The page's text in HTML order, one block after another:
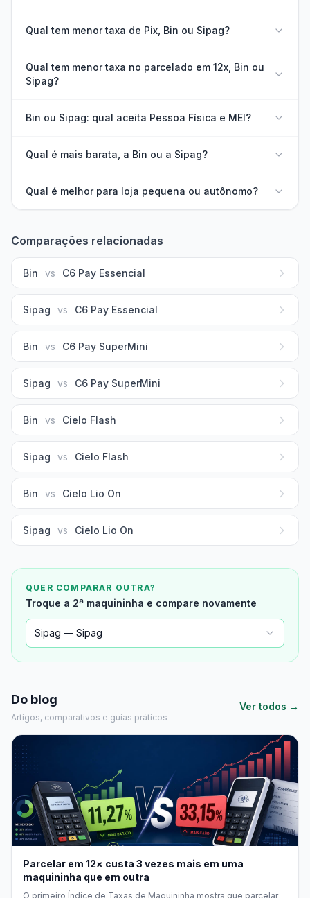
Qual tem menor taxa de Pix, Bin ou Sipag?
Qual tem menor taxa no parcelado em 12x, Bin ou
Sipag?
Bin ou Sipag: qual aceita Pessoa Física e MEI?
Qual é mais barata, a Bin ou a Sipag?
Qual é melhor para loja pequena ou autônomo?
Comparações relacionadas
Bin vs C6 Pay Essencial
Sipag vs C6 Pay Essencial
Bin vs C6 Pay SuperMini
Sipag vs C6 Pay SuperMini
Bin vs Cielo Flash
Sipag vs Cielo Flash
Bin vs Cielo Lio On
Sipag vs Cielo Lio On
QUER COMPARAR OUTRA?
Troque a 2ª maquininha e compare novamente
Sipag — Sipag
Do blog
Artigos, comparativos e guias práticos
Ver todos →
Parcelar em 12× custa 3 vezes mais em uma
maquininha que em outra
O primeiro Índice de Taxas de Maquininha mostra que parcelar